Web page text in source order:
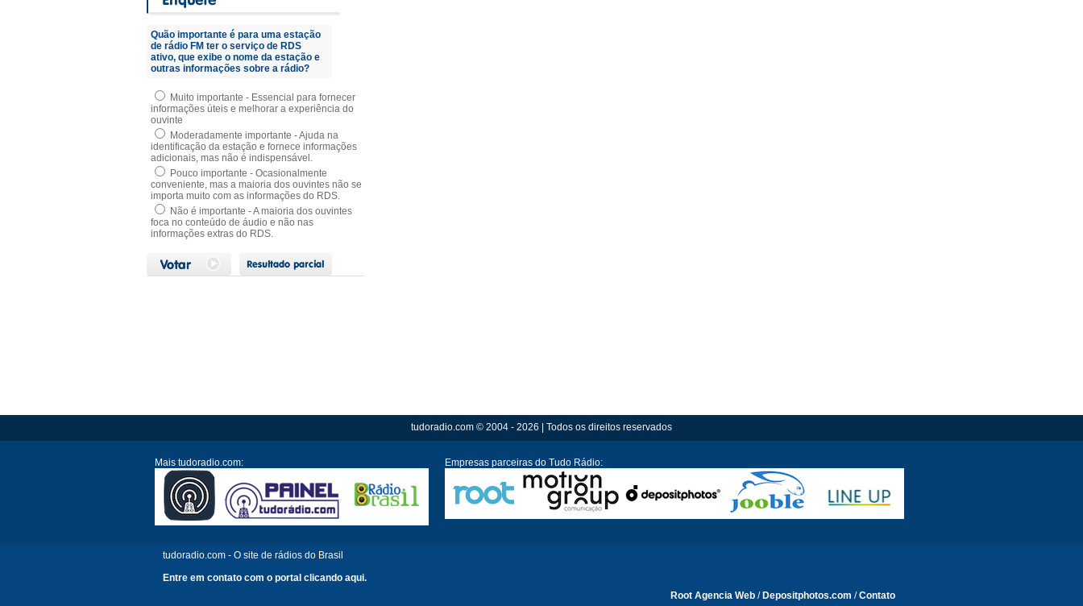
Quão importante é para uma estação
de rádio FM ter o serviço de RDS
ativo, que exibe o nome da estação e
outras informações sobre a rádio?
Muito importante - Essencial para fornecer
informações úteis e melhorar a experiência do
ouvinte
Moderadamente importante - Ajuda na
identificação da estação e fornece informações
adicionais, mas não é indispensável.
Pouco importante - Ocasionalmente
conveniente, mas a maioria dos ouvintes não se
importa muito com as informações do RDS.
Não é importante - A maioria dos ouvintes
foca no conteúdo de áudio e não nas
informações extras do RDS.
tudoradio.com © 2004 - 2026 | Todos os direitos reservados
Mais tudoradio.com: Empresas parceiras do Tudo Rádio:
tudoradio.com - O site de rádios do Brasil
Entre em contato com o portal clicando aqui.
Root Agencia Web / Depositphotos.com /Contato